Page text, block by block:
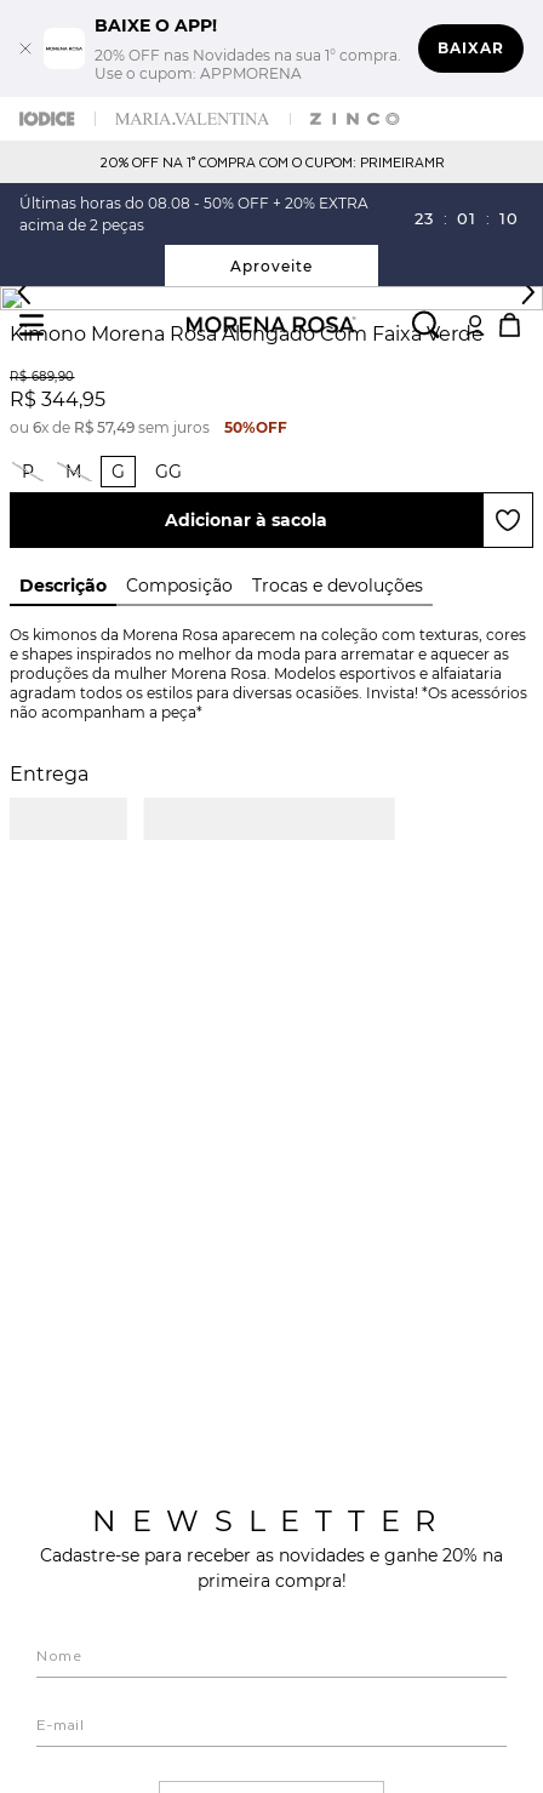
BAIXE O APP!
20% OFF nas Novidades na sua 1° compra.
Use o cupom: APPMORENA
BAIXAR
20% OFF NA 1° COMPRA COM O CUPOM: PRIMEIRAMR
Últimas horas do 08.08 - 50% OFF + 20% EXTRA
acima de 2 peças
23 : 01 : 09
Aproveite
Kimono Morena Rosa Alongado Com Faixa Verde
R$ 689,90
R$ 344,95
ou 6x de R$ 57,49 sem juros 50%OFF
P M G GG
Adicionar à sacola
Descrição Composição Trocas e devoluções
Os kimonos da Morena Rosa aparecem na coleção com texturas, cores
e shapes inspirados no melhor da moda para arrematar e aquecer as
produções da mulher Morena Rosa. Modelos esportivos e alfaiataria
agradam todos os estilos para diversas ocasiões. Invista! *Os acessórios
não acompanham a peça*
Entrega
NEWSLETTER
Cadastre-se para receber as novidades e ganhe 20% na
primeira compra!